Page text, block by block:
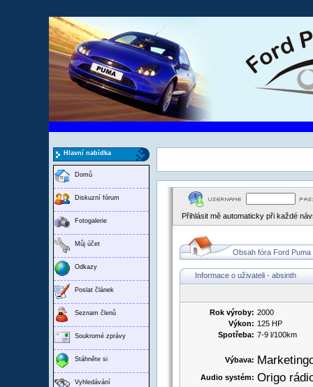
Hlavní nabídka
Domů
Diskuzní fórum
Fotogalerie
Můj účet
Odkazy
Poslat článek
Seznam členů
Soukromé zprávy
Stáhněte si
Vyhledávání
Přihlásit mě automaticky při každé
Obsah fóra Ford Puma
Informace o uživateli - absinth
Rok výroby: 2000
Výkon: 125 HP
Spotřeba: 7-9 l/100km
Výbava:
Audio systém: Origo